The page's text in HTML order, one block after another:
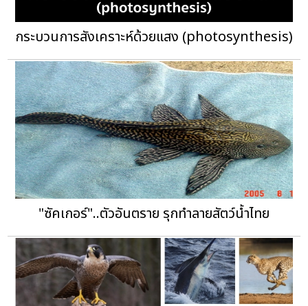
กระบวนการสังเคราะห์ด้วยแสง (photosynthesis)
"ซัคเกอร์"..ตัวอันตราย รุกทำลายสัตว์น้ำไทย